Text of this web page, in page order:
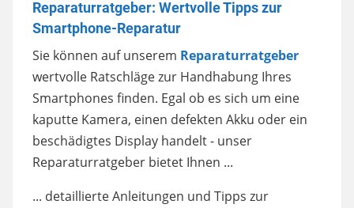
Reparaturratgeber: Wertvolle Tipps zur
Smartphone-Reparatur
Sie können auf unserem Reparaturratgeber
wertvolle Ratschläge zur Handhabung Ihres
Smartphones finden. Egal ob es sich um eine
kaputte Kamera, einen defekten Akku oder ein
beschädigtes Display handelt - unser
Reparaturratgeber bietet Ihnen ...
... detaillierte Anleitungen und Tipps zur